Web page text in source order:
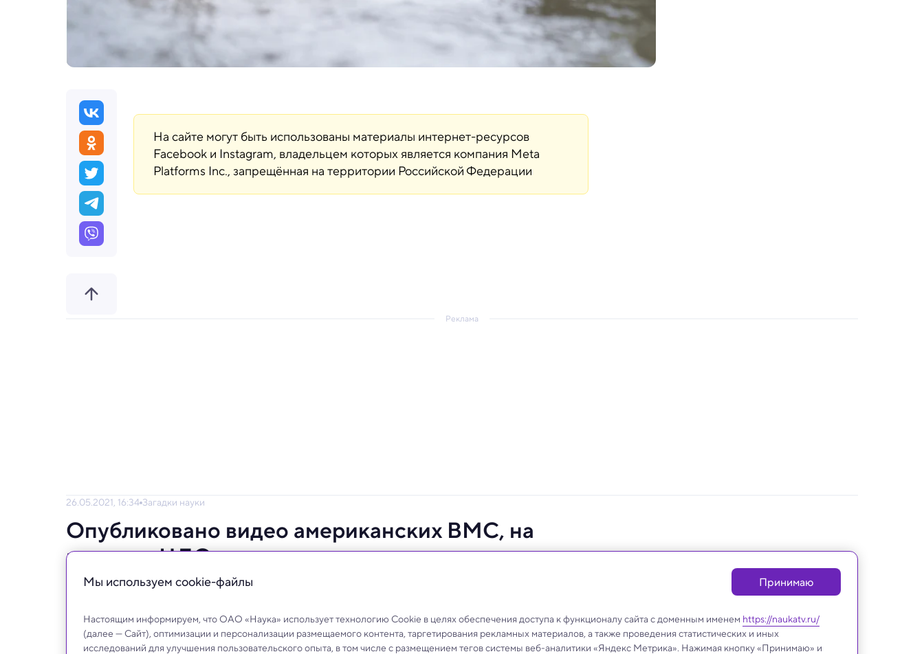
На сайте могут быть использованы материалы интернет-ресурсов
Facebook и Instagram, владельцем которых является компания Meta
Platforms Inc., запрещённая на территории Российской Федерации
Реклама
26.05.2021, 16:34 Загадки науки
Опубликовано видео американских ВМС, на
котором НЛО погружается в океан
Представитель Пентагона подтвердил, что эти кадры действительно сняты ВМС США.
Мы используем сookie-файлы Принимаю
Настоящим информируем, что ОАО «Наука» использует технологию Cookie в целях обеспечения доступа к функционалу сайта с доменным именем https://naukatv.ru/
(далее — Сайт), оптимизации и персонализации размещаемого контента, таргетирования рекламных материалов, а также проведения статистических и иных
исследований для улучшения пользовательского опыта, в том числе с размещением тегов системы веб-аналитики «Яндекс Метрика». Нажимая кнопку «Принимаю» и